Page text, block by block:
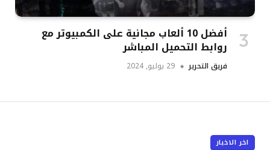
أفضل 10 ألعاب مجانية على الكمبيوتر مع
روابط التحميل المباشر
فريق التحرير 29 يوليو, 2024
اخر الاخبار